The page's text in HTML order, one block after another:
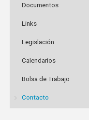
Documentos
Links
Legislación
Calendarios
Bolsa de Trabajo
Contacto